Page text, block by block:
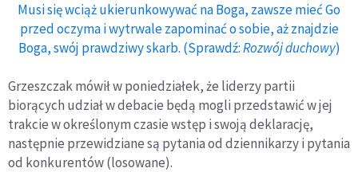
Musi się wciąż ukierunkowywać na Boga, zawsze mieć Go
przed oczyma i wytrwale zapominać o sobie, aż znajdzie
Boga, swój prawdziwy skarb. (Sprawdź:Rozwój duchowy)
Grzeszczak mówił w poniedziałek, że liderzy partii
biorących udział w debacie będą mogli przedstawić w jej
trakcie w określonym czasie wstęp i swoją deklarację,
następnie przewidziane są pytania od dziennikarzy i pytania
od konkurentów (losowane).